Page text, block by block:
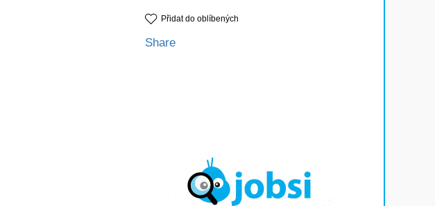
Přidat do oblíbených
Share